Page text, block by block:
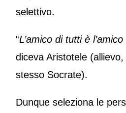
selettivo.
“L’amico di tutti è
diceva Aristotele
stesso Socrate).
Dunque seleziona le